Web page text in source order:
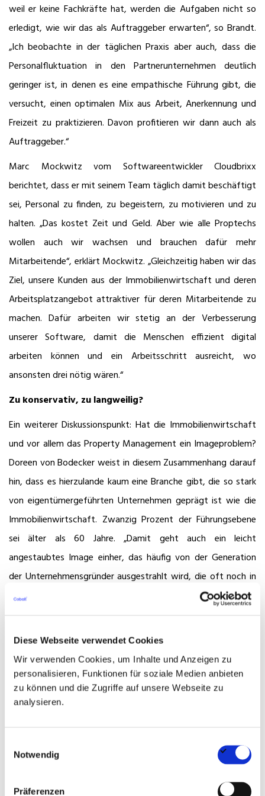
Diese Webseite verwendet Cookies
Wir verwenden Cookies, um Inhalte und Anzeigen zu
personalisieren, Funktionen für soziale Medien anbieten
zu können und die Zugriffe auf unsere Webseite zu
analysieren.
Notwendig
Präferenzen
weil er keine Fachkräfte hat, werden die Aufgaben nicht so
erledigt, wie wir das als Auftraggeber erwarten“, so Brandt.
„Ich beobachte in der täglichen Praxis aber auch, dass die
Personalfluktuation in den Partnerunternehmen deutlich
geringer ist, in denen es eine empathische Führung gibt, die
versucht, einen optimalen Mix aus Arbeit, Anerkennung und
Freizeit zu praktizieren. Davon profitieren wir dann auch als
Auftraggeber.“
Marc Mockwitz vom Softwareentwickler Cloudbrixx
berichtet, dass er mit seinem Team täglich damit beschäftigt
sei, Personal zu finden, zu begeistern, zu motivieren und zu
halten. „Das kostet Zeit und Geld. Aber wie alle Proptechs
wollen auch wir wachsen und brauchen dafür mehr
Mitarbeitende“, erklärt Mockwitz. „Gleichzeitig haben wir das
Ziel, unsere Kunden aus der Immobilienwirtschaft und deren
Arbeitsplatzangebot attraktiver für deren Mitarbeitende zu
machen. Dafür arbeiten wir stetig an der Verbesserung
unserer Software, damit die Menschen effizient digital
arbeiten können und ein Arbeitsschritt ausreicht, wo
ansonsten drei nötig wären.“
Zu konservativ, zu langweilig?
Ein weiterer Diskussionspunkt: Hat die Immobilienwirtschaft
und vor allem das Property Management ein Imageproblem?
Doreen von Bodecker weist in diesem Zusammenhang darauf
hin, dass es hierzulande kaum eine Branche gibt, die so stark
von eigentümergeführten Unternehmen geprägt ist wie die
Immobilienwirtschaft. Zwanzig Prozent der Führungsebene
sei älter als 60 Jahre. „Damit geht auch ein leicht
angestaubtes Image einher, das häufig von der Generation
der Unternehmensgründer ausgestrahlt wird, die oft noch in
alten Strukturen verhaftet und zu wenig offen für
Carolin Brandt bestätigt: „Die Branche ist konservativ –
sowohl in ihrem Erscheinungsbild als auch in ihrer Entwicklung.
Bis der strenge Dress-Code aufgelockert und Home-Office
eingeführt wurde, hat es länger gebraucht als in anderen
etwa beim Property Management, ist die reine
Managementposition wird von vielen als zu gering